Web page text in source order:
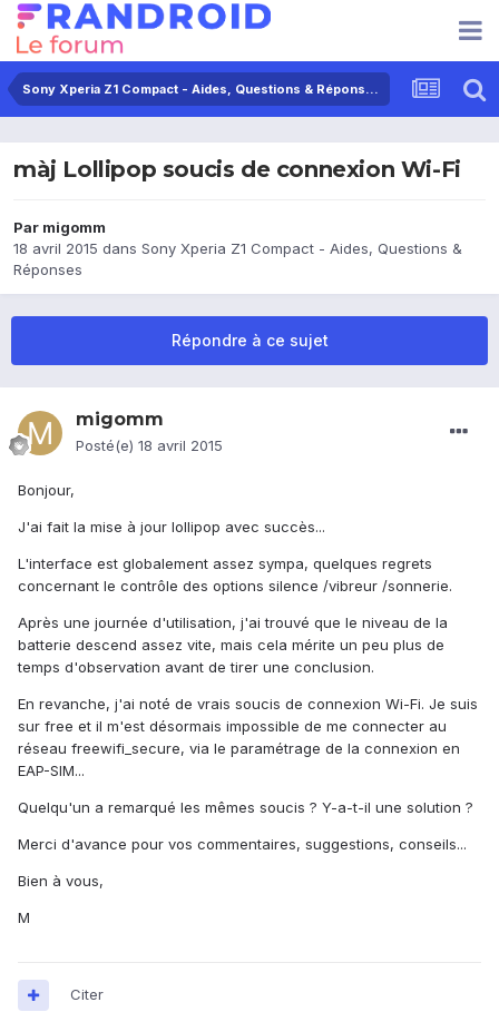
Sony Xperia Z1 Compact - Aides, Questions & Réponses
màj Lollipop soucis de connexion Wi-Fi
Par migomm
18 avril 2015 dans Sony Xperia Z1 Compact - Aides, Questions &
Réponses
Répondre à ce sujet
migomm
Posté(e) 18 avril 2015
Bonjour,
J'ai fait la mise à jour lollipop avec succès...
L'interface est globalement assez sympa, quelques regrets
concernant le contrôle des options silence /vibreur /sonnerie.
Après une journée d'utilisation, j'ai trouvé que le niveau de la
batterie descend assez vite, mais cela mérite un peu plus de
temps d'observation avant de tirer une conclusion.
En revanche, j'ai noté de vrais soucis de connexion Wi-Fi. Je suis
sur free et il m'est désormais impossible de me connecter au
réseau freewifi_secure, via le paramétrage de la connexion en
EAP-SIM...
Quelqu'un a remarqué les mêmes soucis ? Y-a-t-il une solution ?
Merci d'avance pour vos commentaires, suggestions, conseils...
Bien à vous,
M
Citer